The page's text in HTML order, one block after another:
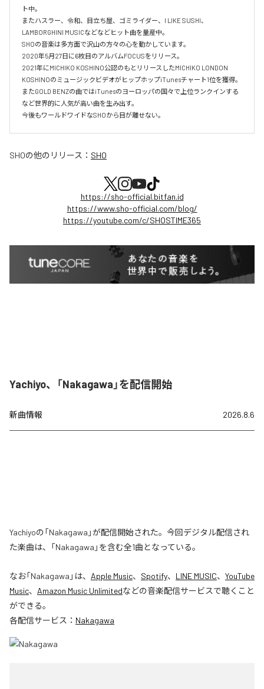
ト中。
またハスラー、令和、目立ち屋、ゴミライダー、I LIKE SUSHI、
LAMBORGHINI MUSICなどなどヒット曲を量産中。
SHOの音楽は多方面で沢山の方々の心を動かしています。
2020年5月27日に6枚目のアルバムFOCUSをリリース。
2021年にMICHIKO KOSHINO公認のもとリリースしたMICHIKO LONDON
KOSHINOのミュージックビデオがヒップホップiTunesチャート1位を獲得。
またGOLD BENZの曲ではiTunesのヨーロッパの国々で上位ランクインする
など世界的に人気が高い曲を生み出す。
今後もワールドワイドなSHOから目が離せない。
SHOの他のリリース： SHO
https://sho-official.bitfan.id
https://www.sho-official.com/blog/
https://youtube.com/c/SHOSTIME365
Yachiyo、「Nakagawa」を配信開始
新曲情報 2026.8.6
Yachiyoの「Nakagawa」が配信開始された。今回デジタル配信され
た楽曲は、「Nakagawa」を含む全1曲となっている。
なお「Nakagawa 」は、 Apple Music、 Spotify、 LINE MUSIC、 YouTube
Music、 Amazon Music Unlimitedなどの音楽配信サービスで聴くこと
ができる。
各配信サービス： Nakagawa